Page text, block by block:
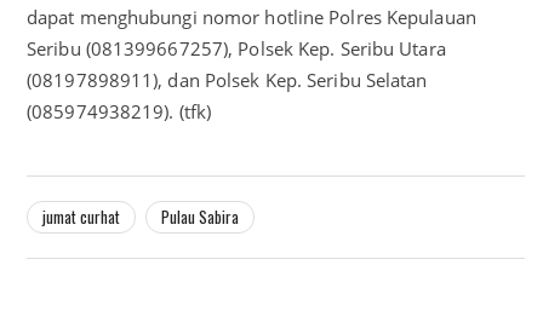
dapat menghubungi nomor hotline Polres Kepulauan
Seribu (081399667257), Polsek Kep. Seribu Utara
(08197898911), dan Polsek Kep. Seribu Selatan
(085974938219). (tfk)
jumat curhat Pulau Sabira